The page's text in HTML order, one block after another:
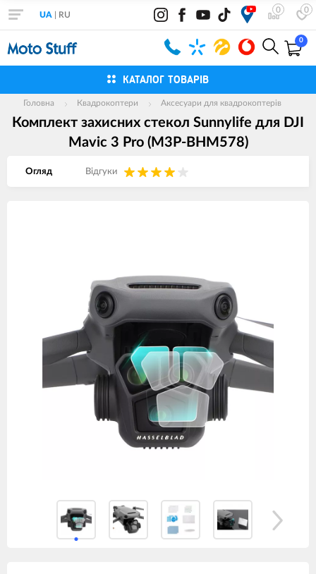
0 0
UA RU
0
КАТАЛОГ ТОВАРІВ
Головна Квадрокоптери Аксесуари для квадрокоптерів
Комплект захисних стекол Sunnylife для DJI
Mavic 3 Pro (M3P-BHM578)
Огляд Вiдгуки